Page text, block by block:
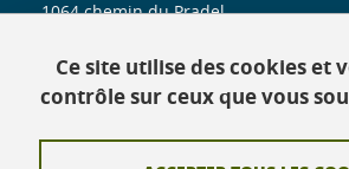
1064 chemin du Pradel
iuga.cermosem@univ-grenoble-
Ce site utilise des cookies et
contrôle sur ceux que vous